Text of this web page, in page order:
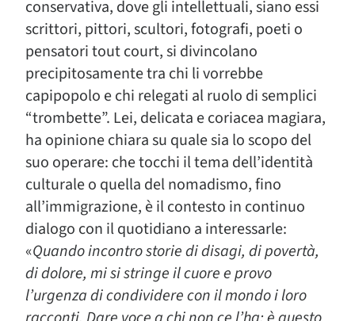
conservativa, dove gli intellettuali, siano essi
scrittori, pittori, scultori, fotografi, poeti o
pensatori tout court, si divincolano
precipitosamente tra chi li vorrebbe
capipopolo e chi relegati al ruolo di semplici
“trombette”. Lei, delicata e coriacea magiara,
ha opinione chiara su quale sia lo scopo del
suo operare: che tocchi il tema dell’identità
culturale o quella del nomadismo, fino
all’immigrazione, è il contesto in continuo
dialogo con il quotidiano a interessarle:
«Quando incontro storie di disagi, di povertà,
di dolore, mi si stringe il cuore e provo
l’urgenza di condividere con il mondo i loro